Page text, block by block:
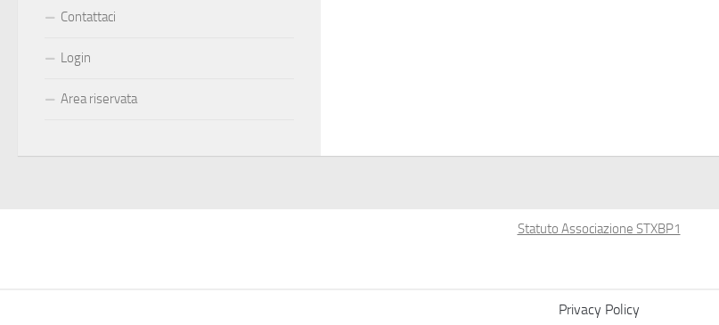
Contattaci
Login
Area riservata
Statuto Associazione STXBP1
Privacy Policy